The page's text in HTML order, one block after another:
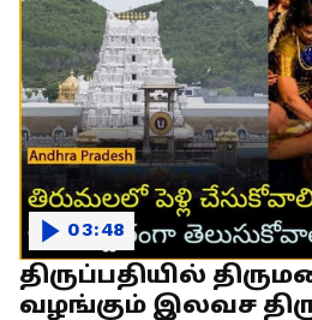
திருப்பதியில்
வழங்கும் இலவச
03:48